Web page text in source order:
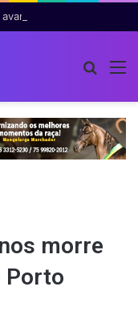
morre
Porto